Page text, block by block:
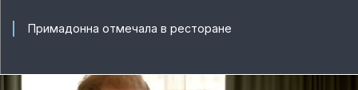
Примадонна отмечала в ресторане